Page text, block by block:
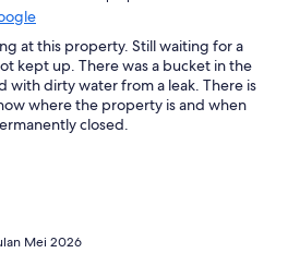
at this property. Still waiting for a
kept up. There was a bucket in the
with dirty water from a leak. There is
where the property is and when
closed.
Mei 2026